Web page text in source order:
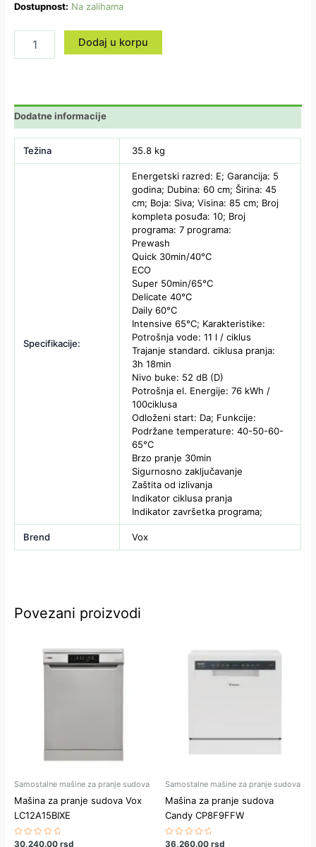
Dostupnost: Na zalihama
Dodaj u korpu
Dodatne informacije
Težina 35.8 kg
Specifikacije:
Energetski razred: E; Garancija: 5
godina; Dubina: 60 cm; Širina: 45
cm; Boja: Siva; Visina: 85 cm; Broj
kompleta posuđa: 10; Broj
programa: 7 programa:
Prewash
Quick 30min/40°C
ECO
Super 50min/65°C
Delicate 40°C
Daily 60°C
Intensive 65°C; Karakteristike:
Potrošnja vode: 11 l / ciklus
Trajanje standard. ciklusa pranja:
3h 18min
Nivo buke: 52 dB (D)
Potrošnja el. Energije: 76 kWh /
100ciklusa
Odloženi start: Da; Funkcije:
Podržane temperature: 40-50-60-
65°C
Brzo pranje 30min
Sigurnosno zaključavanje
Zaštita od izlivanja
Indikator ciklusa pranja
Indikator završetka programa;
Brend Vox
Povezani proizvodi
Samostalne mašine za pranje sudova
Mašina za pranje sudova Vox
LC12A15BIXE
Ocenjeno
30,240.00rsd
Samostalne mašine za pranje sudova
Mašina za pranje sudova
Candy CP8F9FFW
Ocenjeno
36,260.00 rsd